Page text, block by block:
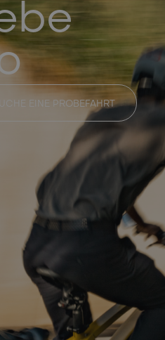
EINE PROBEFAHRT